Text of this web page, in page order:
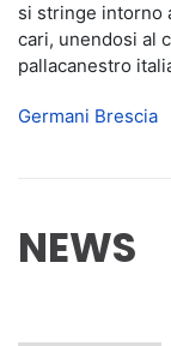
si stringe intorno
cari, unendosi al
pallacanestro
Germani Brescia
NEWS